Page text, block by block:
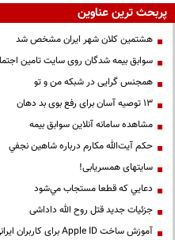
پربحث ترین عناوین
هشتمین کلان شهر ایران مشخص شد
سوابق بیمه شدگان روی سایت تامین
همجنس گرایی در شبکه من و تو
13 توصیه آسان برای رفع بوی بد دهان
مشاهده سامانه آنلاين سوابق بیمه
حكم آيت‌الله مكارم درباره شاهين نجفي
سایتهای همسریابی!
دعايي كه قطعا مستجاب مي‌شود
جزئیات جدید قتل روح الله داداشی
آموزش ساخت Apple ID برای کاربران ایرانی